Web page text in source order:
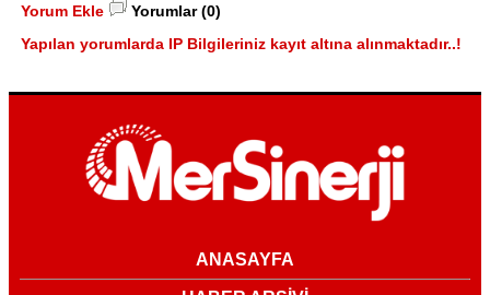
Yorum Ekle
Yorumlar (0)
Yapılan yorumlarda IP Bilgileriniz kayıt altına alınmaktadır..!
ANASAYFA